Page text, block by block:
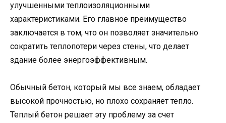
улучшенными теплоизоляционными
характеристиками. Его главное преимущество
заключается в том, что он позволяет значительно
сократить теплопотери через стены, что делает
здание более энергоэффективным.
Обычный бетон, который мы все знаем, обладает
высокой прочностью, но плохо сохраняет тепло.
Теплый бетон решает эту проблему за счет